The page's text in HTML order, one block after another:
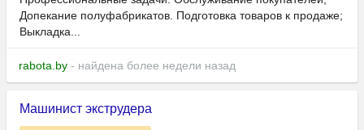
Допекание полуфабрикатов. Подготовка товаров к продаже;
Выкладка...
rabota.by - найдена более недели назад
Машинист экструдера